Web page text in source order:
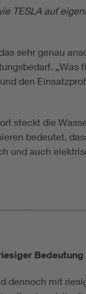
TESLA auf
sehr genau
den
steckt die
bedeutet,
und auch
dennoch mit